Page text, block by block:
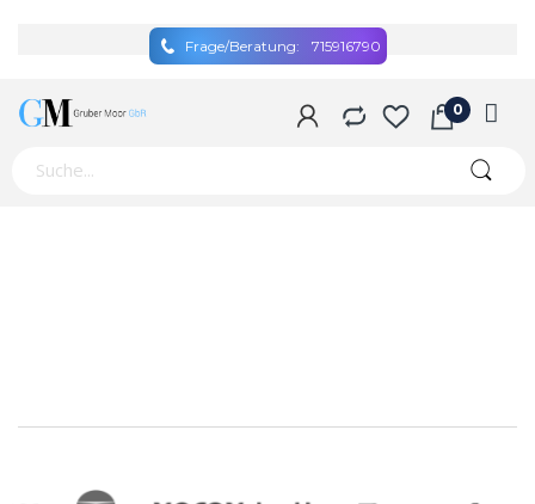
Frage/Beratung: 715916790